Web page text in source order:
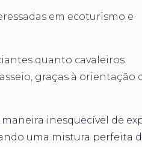
em ecoturismo e
quanto cavaleiros
graças à orientação
inesquecível de
uma mistura perfeita